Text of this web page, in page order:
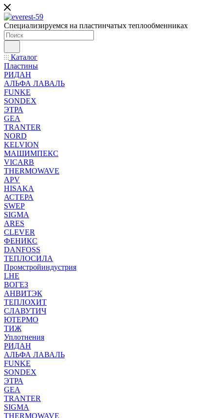
Специализируемся на пластинчатых теплообменниках
Каталог
Пластины
РИДАН
АЛЬФА ЛАВАЛЬ
FUNKE
SONDEX
ЭТРА
GEA
TRANTER
NORD
KELVION
МАШИМПЕКС
VICARB
THERMOWAVE
APV
HISAKA
АСТЕРА
SWEP
SIGMA
ARES
CLEVER
ФЕНИКС
DANFOSS
ТЕПЛОСИЛА
Промстройиндустрия
LHE
ВОГЕЗ
АНВИТЭК
ТЕПЛОХИТ
СЛАВУТИЧ
ЮТЕРМО
ТИЖ
Уплотнения
РИДАН
АЛЬФА ЛАВАЛЬ
FUNKE
SONDEX
ЭТРА
GEA
TRANTER
SIGMA
THERMOWAVE